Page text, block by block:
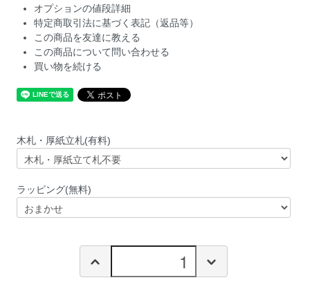
オプションの値段詳細
特定商取引法に基づく表記（返品等）
この商品を友達に教える
この商品について問い合わせる
買い物を続ける
木札・厚紙立札(有料)
ラッピング(無料)